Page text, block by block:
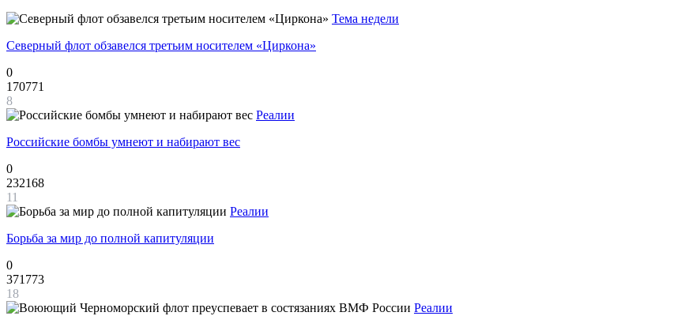
Тема недели
Северный флот обзавелся третьим носителем «Циркона»
0
170771
8
Реалии
Российские бомбы умнеют и набирают вес
0
232168
11
Реалии
Борьба за мир до полной капитуляции
0
371773
18
Реалии